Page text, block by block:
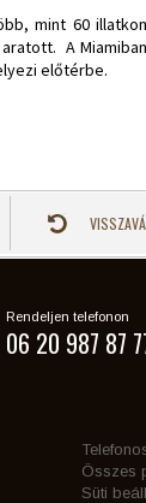
mint 60
A
előtérbe.
Rendeljen telefonon
06 20 987 87
Összes
Süti